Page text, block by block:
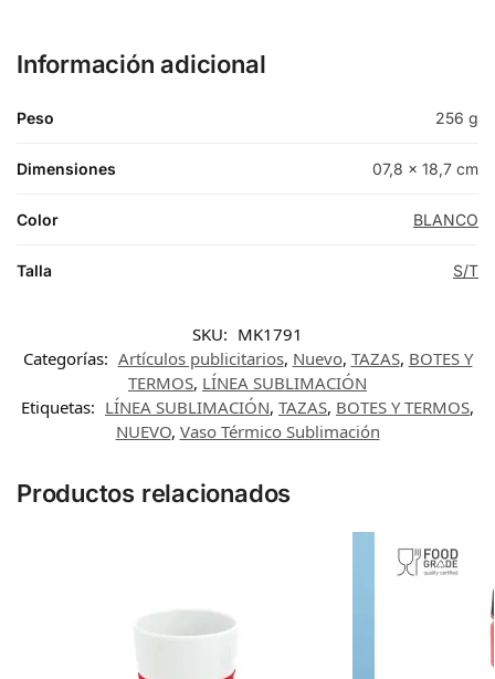
Información adicional
Peso 256 g
Dimensiones 07,8 × 18,7 cm
Color BLANCO
Talla S/T
SKU: MK1791
Categorías: Artículos publicitarios, Nuevo, TAZAS, BOTES Y
TERMOS, LÍNEA SUBLIMACIÓN
Etiquetas: LÍNEA SUBLIMACIÓN, TAZAS, BOTES Y TERMOS,
NUEVO, Vaso Térmico Sublimación
Productos relacionados